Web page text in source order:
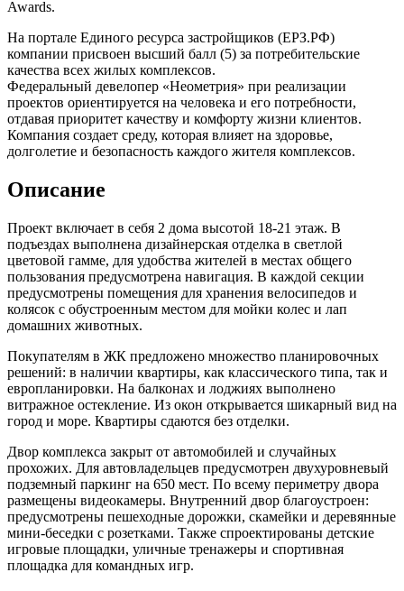
Awards.
На портале Единого ресурса застройщиков (ЕРЗ.РФ)
компании присвоен высший балл (5) за потребительские
качества всех жилых комплексов.
Федеральный девелопер «Неометрия» при реализации
проектов ориентируется на человека и его потребности,
отдавая приоритет качеству и комфорту жизни клиентов.
Компания создает среду, которая влияет на здоровье,
долголетие и безопасность каждого жителя комплексов.
Описание
Проект включает в себя 2 дома высотой 18-21 этаж. В
подъездах выполнена дизайнерская отделка в светлой
цветовой гамме, для удобства жителей в местах общего
пользования предусмотрена навигация. В каждой секции
предусмотрены помещения для хранения велосипедов и
колясок с обустроенным местом для мойки колес и лап
домашних животных.
Покупателям в ЖК предложено множество планировочных
решений: в наличии квартиры, как классического типа, так и
европланировки. На балконах и лоджиях выполнено
витражное остекление. Из окон открывается шикарный вид на
город и море. Квартиры сдаются без отделки.
Двор комплекса закрыт от автомобилей и случайных
прохожих. Для автовладельцев предусмотрен двухуровневый
подземный паркинг на 650 мест. По всему периметру двора
размещены видеокамеры. Внутренний двор благоустроен:
предусмотрены пешеходные дорожки, скамейки и деревянные
мини-беседки с розетками. Также спроектированы детские
игровые площадки, уличные тренажеры и спортивная
площадка для командных игр.